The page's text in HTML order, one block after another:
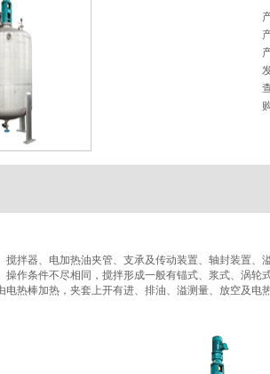
拌器、电加热油夹管、支承及传动装置、轴封装置、
作条件不尽相同，搅拌形成一般有锚式、浆式、涡轮
热棒加热，夹套上开有进、排油、溢测量、放空及电